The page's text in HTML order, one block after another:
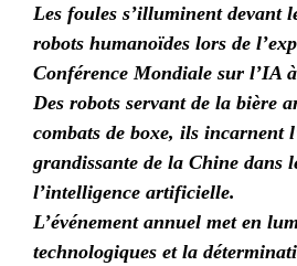
Les foules s’illuminent devant
robots humanoïdes lors de
Conférence Mondiale sur l’IA
Des robots servant de la bière
combats de boxe, ils incarnent
grandissante de la Chine dans
l’intelligence artificielle.
L’événement annuel met en
technologiques et la